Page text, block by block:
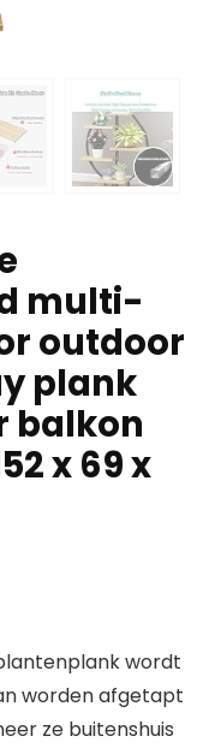
multi-
outdoor
plank
balkon
x 69 x
wordt
worden afgetapt
ze buitenshuis